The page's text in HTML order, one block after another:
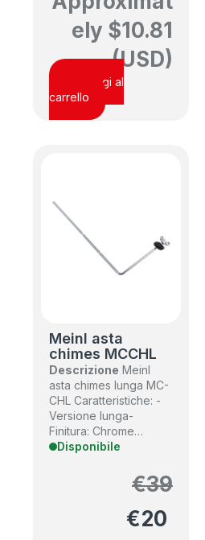
ely $10.81
(USD)
Aggiungi al
carrello
Meinl asta
chimes MCCHL
Descrizione Meinl
asta chimes lunga MC-
CHL Caratteristiche: -
Versione lunga-
Finitura: Chrome…
Disponibile
€39
€20